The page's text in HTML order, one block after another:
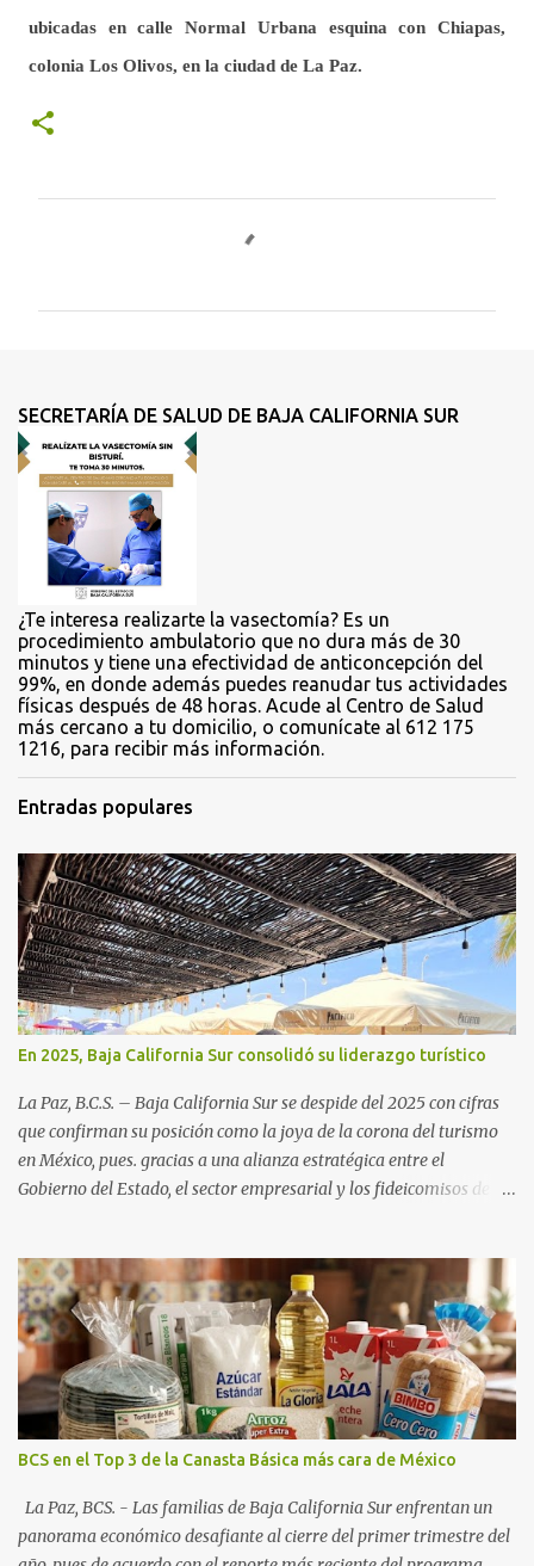
ubicadas en calle Normal Urbana esquina con Chiapas,
colonia Los Olivos, en la ciudad de La Paz.
t
r
o
SECRETARÍA DE SALUD DE BAJA CALIFORNIA SUR
¿Te interesa realizarte la vasectomía? Es un
procedimiento ambulatorio que no dura más de 30
minutos y tiene una efectividad de anticoncepción del
99%, en donde además puedes reanudar tus actividades
físicas después de 48 horas. Acude al Centro de Salud
más cercano a tu domicilio, o comunícate al 612 175
1216, para recibir más información.
Entradas populares
En 2025, Baja California Sur consolidó su liderazgo turístico
La Paz, B.C.S. – Baja California Sur se despide del 2025 con cifras
que confirman su posición como la joya de la corona del turismo
en México, pues. gracias a una alianza estratégica entre el
Gobierno del Estado, el sector empresarial y los fideicomisos de
una derrama económica sin precedentes. Las proyecciones para
este periodo vacacional son optimistas, con un promedio estatal
que supera el 70% . Sin embargo, la sorpresa del año la ha dado el
norte del estado. Comondú encabeza las expectativas con un
impresionante 89% de ocupación, impulsado por el interés
creciente en el turismo de naturaleza. Le siguen destinos
consolidados y emergentes: Los Cabos: 72% promedio (esperando
picos del 79% en Año Nuevo). La Paz: 66%. Loreto: 58%. Mulegé:
54%. "Estamos viendo un fenómeno de diversificación. Ya no solo
vienen por el lujo de Los Cabos, sino por la aut...
BCS en el Top 3 de la Canasta Básica más cara de México
La Paz, BCS. - Las familias de Baja California Sur enfrentan un
panorama económico desafiante al cierre del primer trimestre del